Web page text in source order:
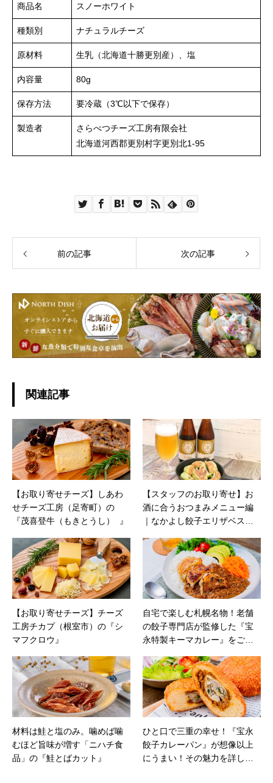
商品名 スノーホワイト
種類別 ナチュラルチーズ
原材料 生乳（北海道十勝更別産）、塩
内容量 80g
保存方法 要冷蔵（3℃以下で保存）
製造者
さらべつチーズ工房有限会社
北海道河西郡更別村字更別北1-95
前の記事 次の記事
関連記事
【お取り寄せチーズ】しあわ
せチーズ工房（足寄町）の
『茂喜登牛（もきとうし） 』
【スタッフのお取り寄せ】お
酒に合うおつまみメニュー編
｜なかよし餃子エリザベスの
【お取り寄せチーズ】チーズ
工房チカプ（根室市）の『シ
マフクロウ』
自宅で楽しむ札幌名物！老舗
の餃子専門店が監修した『宝
永特製キーマカレー』をご紹
材料は鮭と塩のみ。噛めば噛
むほど旨味が増す「ニハチ食
品」の『鮭とばカット』
ひと口で三重の幸せ！『宝永
餃子カレーパン』が想像以上
にうまい！その魅力を詳しく